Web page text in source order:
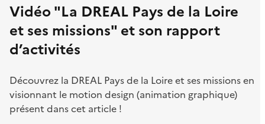
Vidéo "La DREAL Pays de la Loire
et ses missions" et son rapport
d’activités
Découvrez la DREAL Pays de la Loire et ses missions en
visionnant le motion design (animation graphique)
présent dans cet article !